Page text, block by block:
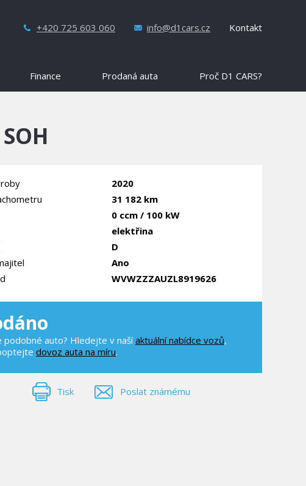
+420 725 603 060 info@d1cars.cz Kontakt
Finance Prodaná auta Proč D1 CARS?
2020
31 182 km
0 ccm / 100 kW
elektřina
D
Ano
WVWZZZAUZL8919626
podobné auto? Hledejte v našíaktuální nabídce vozů,
dovoz auta na míru.
Tisk Poslat známému